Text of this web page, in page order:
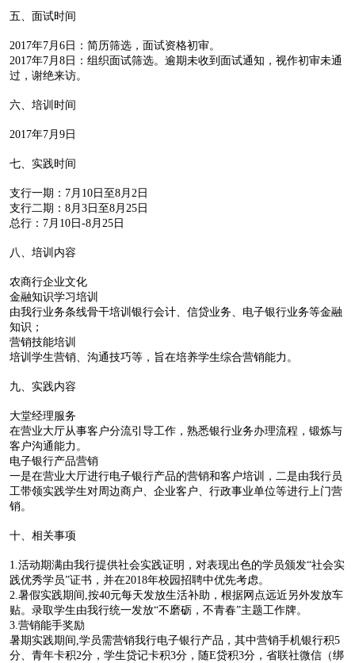
五、面试时间
2017年7月6日：简历筛选，面试资格初审。
2017年7月8日：组织面试筛选。逾期未收到面试通知，视作初审未通
过，谢绝来访。
六、培训时间
2017年7月9日
七、实践时间
支行一期：7月10日至8月2日
支行二期：8月3日至8月25日
总行：7月10日-8月25日
八、培训内容
农商行企业文化
金融知识学习培训
由我行业务条线骨干培训银行会计、信贷业务、电子银行业务等金融
知识；
营销技能培训
培训学生营销、沟通技巧等，旨在培养学生综合营销能力。
九、实践内容
大堂经理服务
在营业大厅从事客户分流引导工作，熟悉银行业务办理流程，锻炼与
客户沟通能力。
电子银行产品营销
一是在营业大厅进行电子银行产品的营销和客户培训，二是由我行员
工带领实践学生对周边商户、企业客户、行政事业单位等进行上门营
销。
十、相关事项
1.活动期满由我行提供社会实践证明，对表现出色的学员颁发“社会实
践优秀学员”证书，并在2018年校园招聘中优先考虑。
2.暑假实践期间,按40元每天发放生活补助，根据网点远近另外发放车
贴。录取学生由我行统一发放“不磨砺，不青春”主题工作牌。
3.营销能手奖励
暑期实践期间,学员需营销我行电子银行产品，其中营销手机银行积5
分、青年卡积2分，学生贷记卡积3分，随E贷积3分，省联社微信（绑